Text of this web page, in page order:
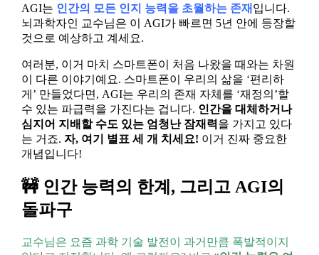
AGI는 인간의 모든 인지 능력을 초월하는 존재 입니다.
뇌과학자인 교수님은 이 AGI가 빠르면 5년 안에 등장할
것으로 예상하고 계세요.
여러분, 이거 마치 스마트폰이 처음 나왔을 때와는 차원
이 다른 이야기예요. 스마트폰이 우리의 삶을 ‘편리하
게’ 만들었다면, AGI는 우리의 존재 자체를 ‘재정의’할
수 있는 파급력을 가진다는 겁니다. 인간을 대체하거나
심지어 지배할 수도 있는 엄청난 잠재력을 가지고 있다
는 거죠. 자, 여기 별표 세 개 치세요! 이거 진짜 중요한
개념입니다!
🚧 인간 능력의 한계, 그리고 AGI의
돌파구
교수님은 요즘 과학 기술 발전이 과거만큼 폭발적이지